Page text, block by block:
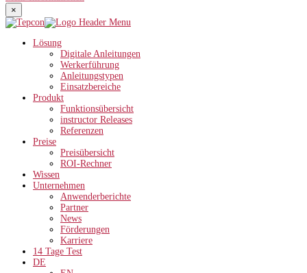
×
Lösung
Digitale Anleitungen
Werkerführung
Anleitungstypen
Einsatzbereiche
Produkt
Funktionsübersicht
instructor Releases
Referenzen
Preise
Preisübersicht
ROI-Rechner
Wissen
Unternehmen
Anwenderberichte
Partner
News
Förderungen
Karriere
14 Tage Test
DE